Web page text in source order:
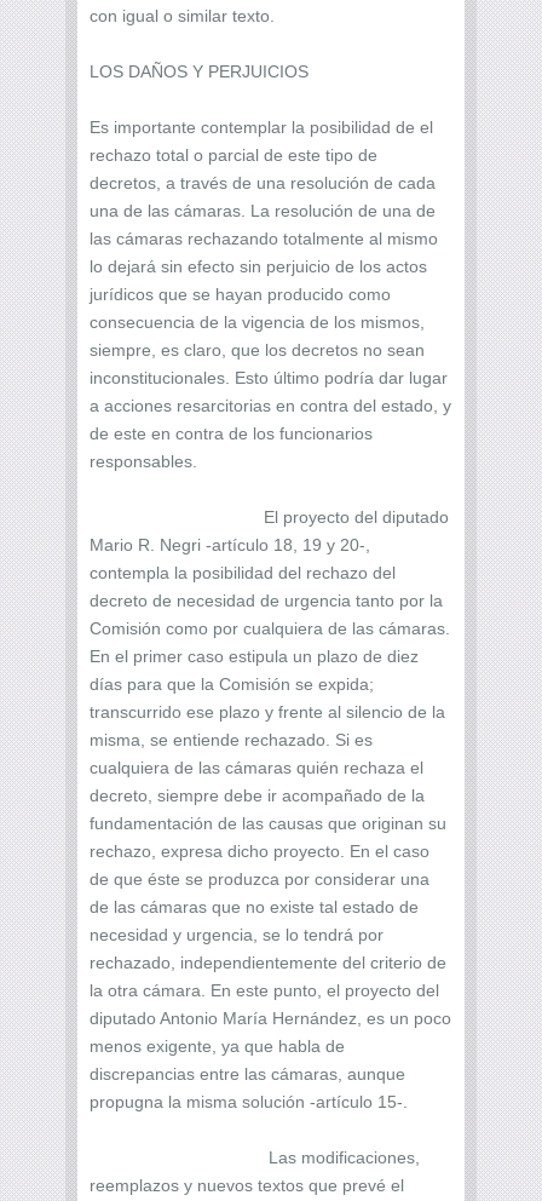
con igual o similar texto.
LOS DAÑOS Y PERJUICIOS
Es importante contemplar la posibilidad de el
rechazo total o parcial de este tipo de
decretos, a través de una resolución de cada
una de las cámaras. La resolución de una de
las cámaras rechazando totalmente al mismo
lo dejará sin efecto sin perjuicio de los actos
jurídicos que se hayan producido como
consecuencia de la vigencia de los mismos,
siempre, es claro, que los decretos no sean
inconstitucionales. Esto último podría dar lugar
a acciones resarcitorias en contra del estado, y
de este en contra de los funcionarios
responsables.
El proyecto del diputado
Mario R. Negri -artículo 18, 19 y 20-,
contempla la posibilidad del rechazo del
decreto de necesidad de urgencia tanto por la
Comisión como por cualquiera de las cámaras.
En el primer caso estipula un plazo de diez
días para que la Comisión se expida;
transcurrido ese plazo y frente al silencio de la
misma, se entiende rechazado. Si es
cualquiera de las cámaras quién rechaza el
decreto, siempre debe ir acompañado de la
fundamentación de las causas que originan su
rechazo, expresa dicho proyecto. En el caso
de que éste se produzca por considerar una
de las cámaras que no existe tal estado de
necesidad y urgencia, se lo tendrá por
rechazado, independientemente del criterio de
la otra cámara. En este punto, el proyecto del
diputado Antonio María Hernández, es un poco
menos exigente, ya que habla de
discrepancias entre las cámaras, aunque
propugna la misma solución -artículo 15-.
Las modificaciones,
reemplazos y nuevos textos que prevé el